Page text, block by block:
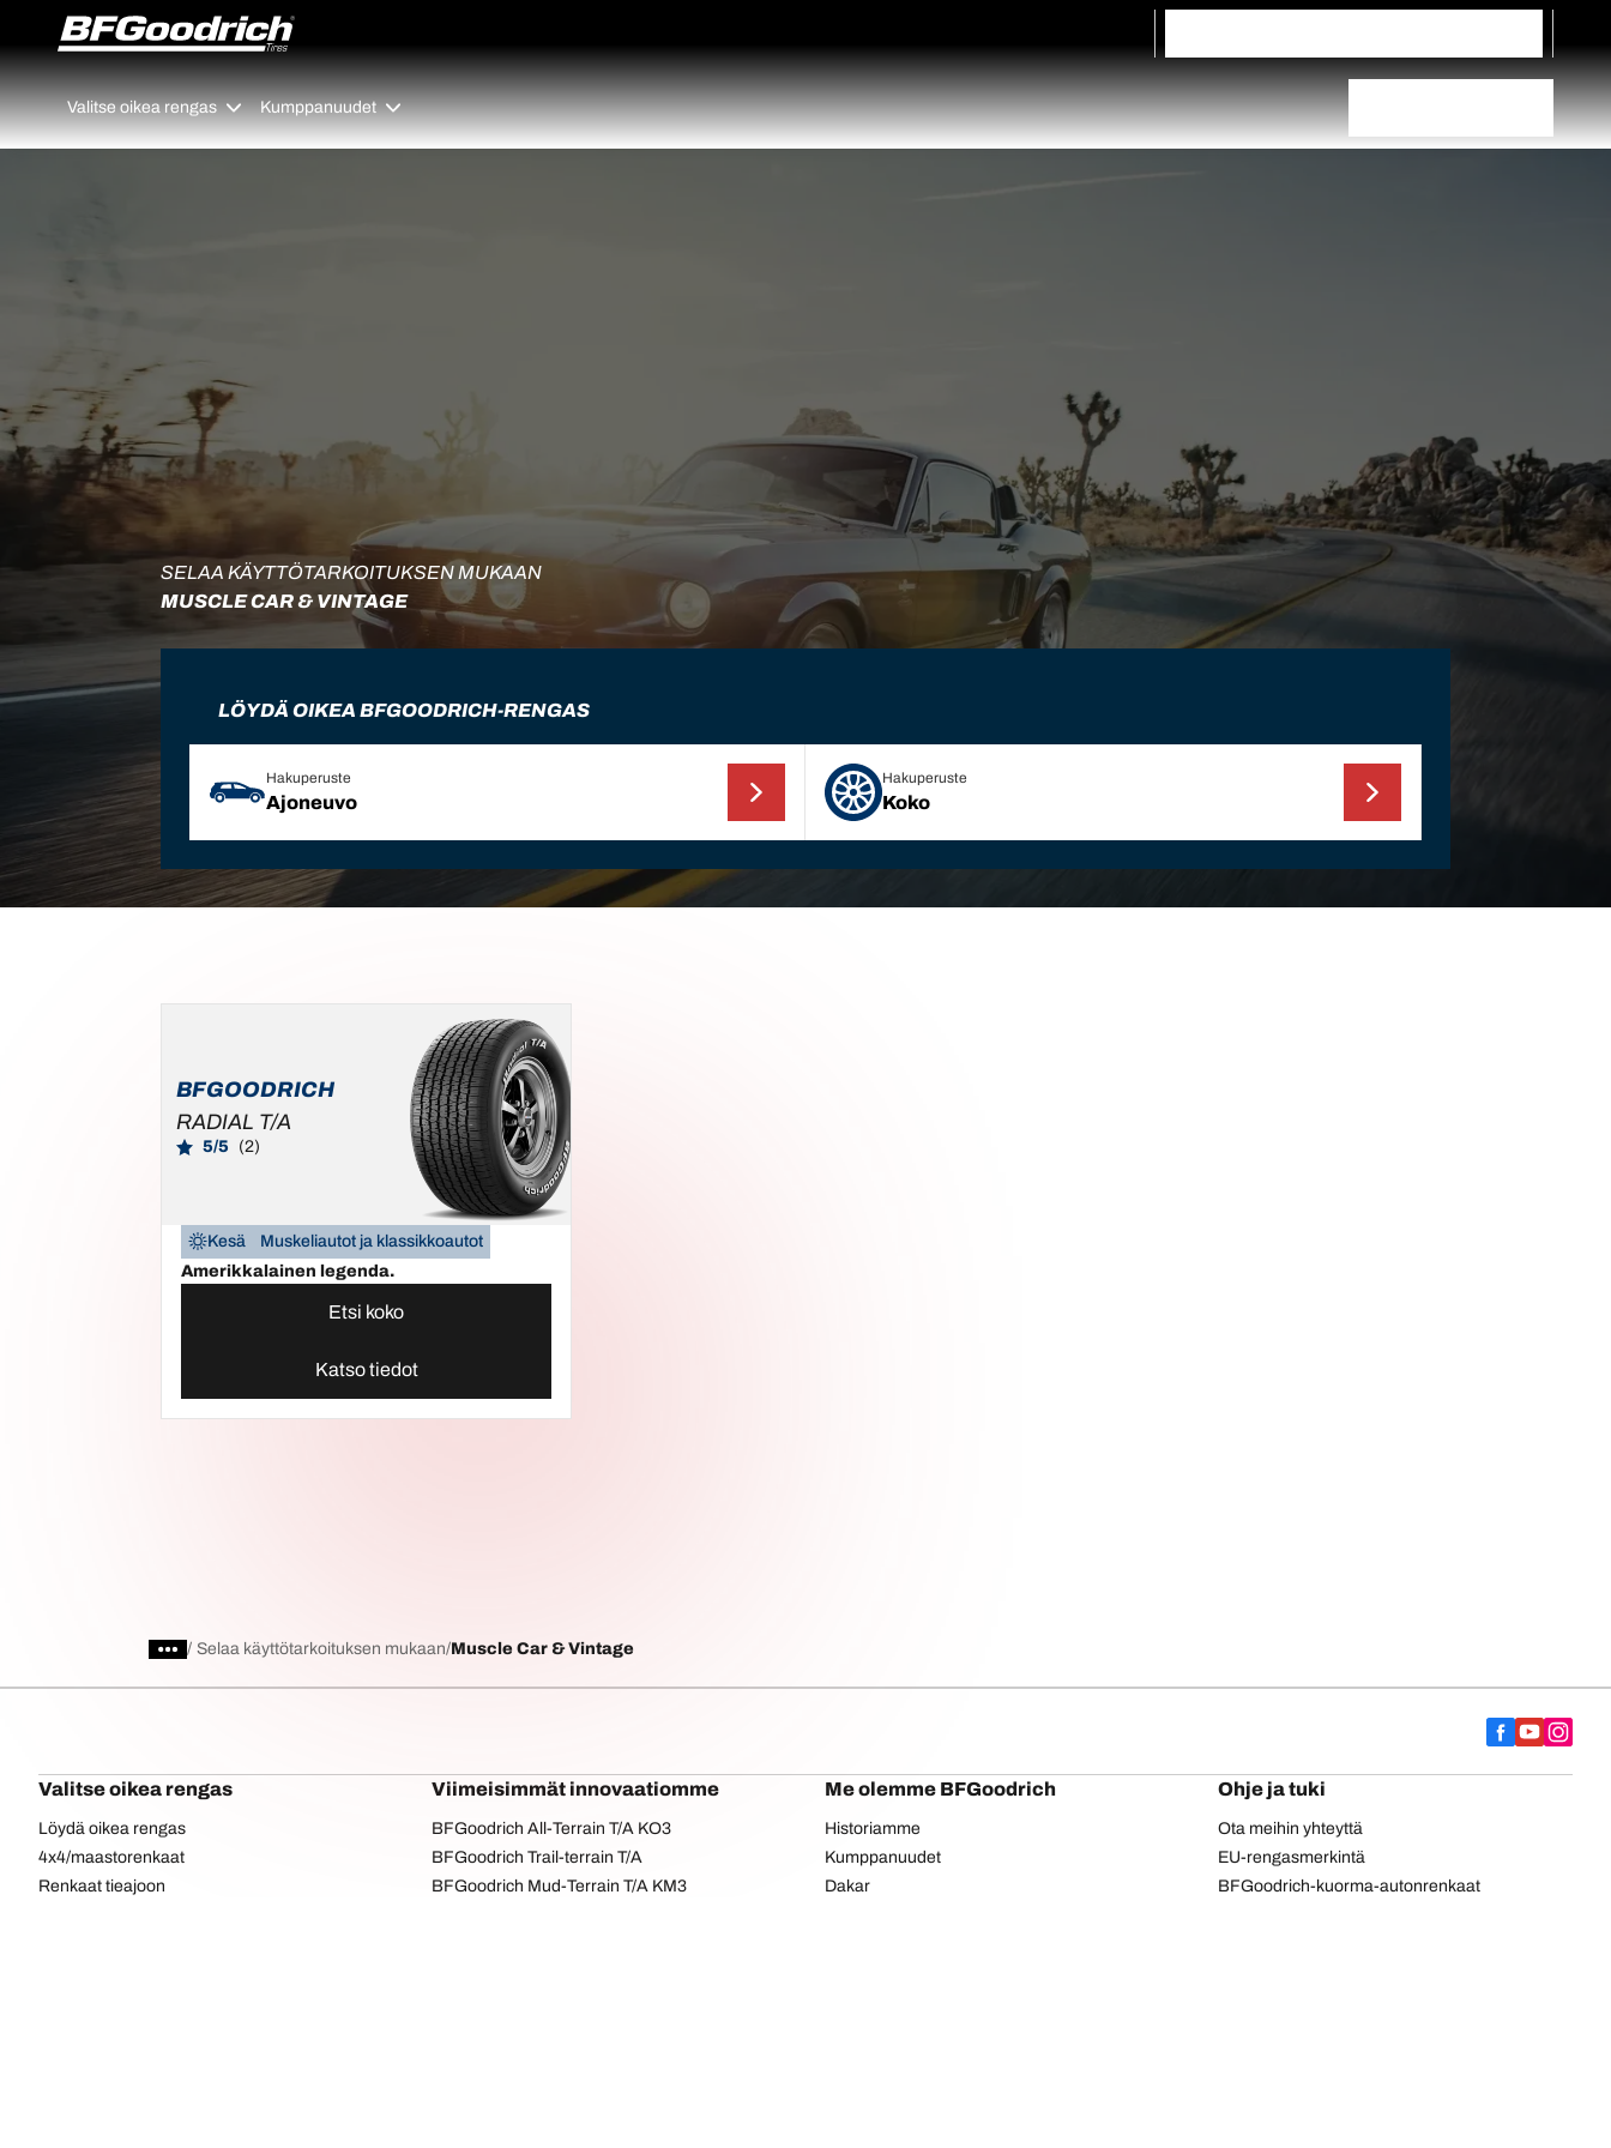
Go to page content
Go to page navigation
Valitse oikea rengas Kumppanuudet
SELAA KÄYTTÖTARKOITUKSEN MUKAAN
MUSCLE CAR & VINTAGE
LÖYDÄ OIKEA BFGOODRICH-RENGAS
Hakuperuste
Ajoneuvo
Hakuperuste
Koko
BFGOODRICH
RADIAL T/A
5/5 (2)
Kesä
Muskeliautot ja klassikkoautot
Amerikkalainen legenda.
Etsi koko
Katso tiedot
/ Selaa käyttötarkoituksen mukaan Muscle Car & Vintage
Valitse oikea rengas
Löydä oikea rengas
4x4/maastorenkaat
Renkaat tieajoon
Viimeisimmät innovaatiomme
BFGoodrich All-Terrain T/A KO3
BFGoodrich Trail-terrain T/A
BFGoodrich Mud-Terrain T/A KM3
Me olemme BFGoodrich
Historiamme
Kumppanuudet
Dakar
Ohje ja tuki
Ota meihin yhteyttä
EU-rengasmerkintä
BFGoodrich-kuorma-autonrenkaat